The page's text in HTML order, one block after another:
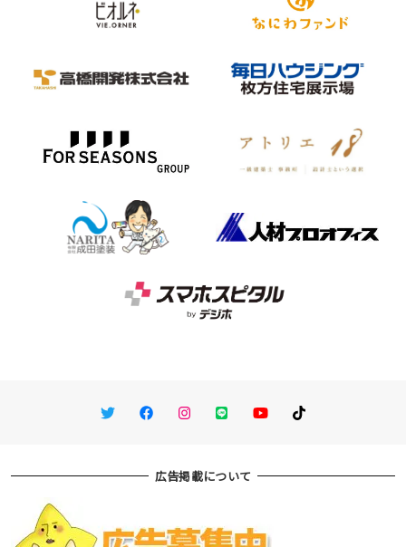
TwitterFacebookInstagram
LINE You TubeTikTok
広告掲載について